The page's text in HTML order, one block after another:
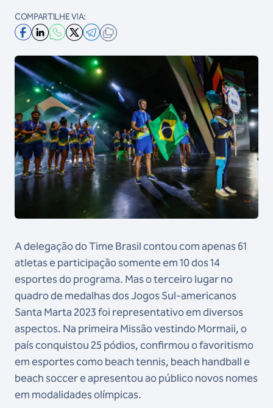
COMPARTILHE VIA:
A delegação do Time Brasil contou com apenas 61
atletas e participação somente em 10 dos 14
esportes do programa. Mas o terceiro lugar no
quadro de medalhas dos Jogos Sul-americanos
Santa Marta 2023 foi representativo em diversos
aspectos. Na primeira Missão vestindo Mormaii, o
país conquistou 25 pódios, confirmou o favoritismo
em esportes como beach tennis, beach handball e
beach soccer e apresentou ao público novos nomes
em modalidades olímpicas.